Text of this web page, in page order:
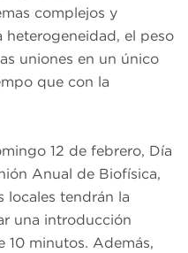
complejos y
heterogeneidad, el peso
uniones en un único
que con la
12 de febrero, Día
Anual de Biofísica,
locales tendrán la
una introducción
10 minutos. Además,